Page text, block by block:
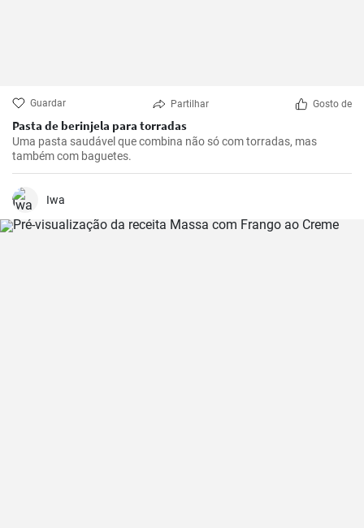
Guardar Partilhar Gosto de
Pasta de berinjela para torradas
Uma pasta saudável que combina não só com torradas, mas
também com baguetes.
Iwa